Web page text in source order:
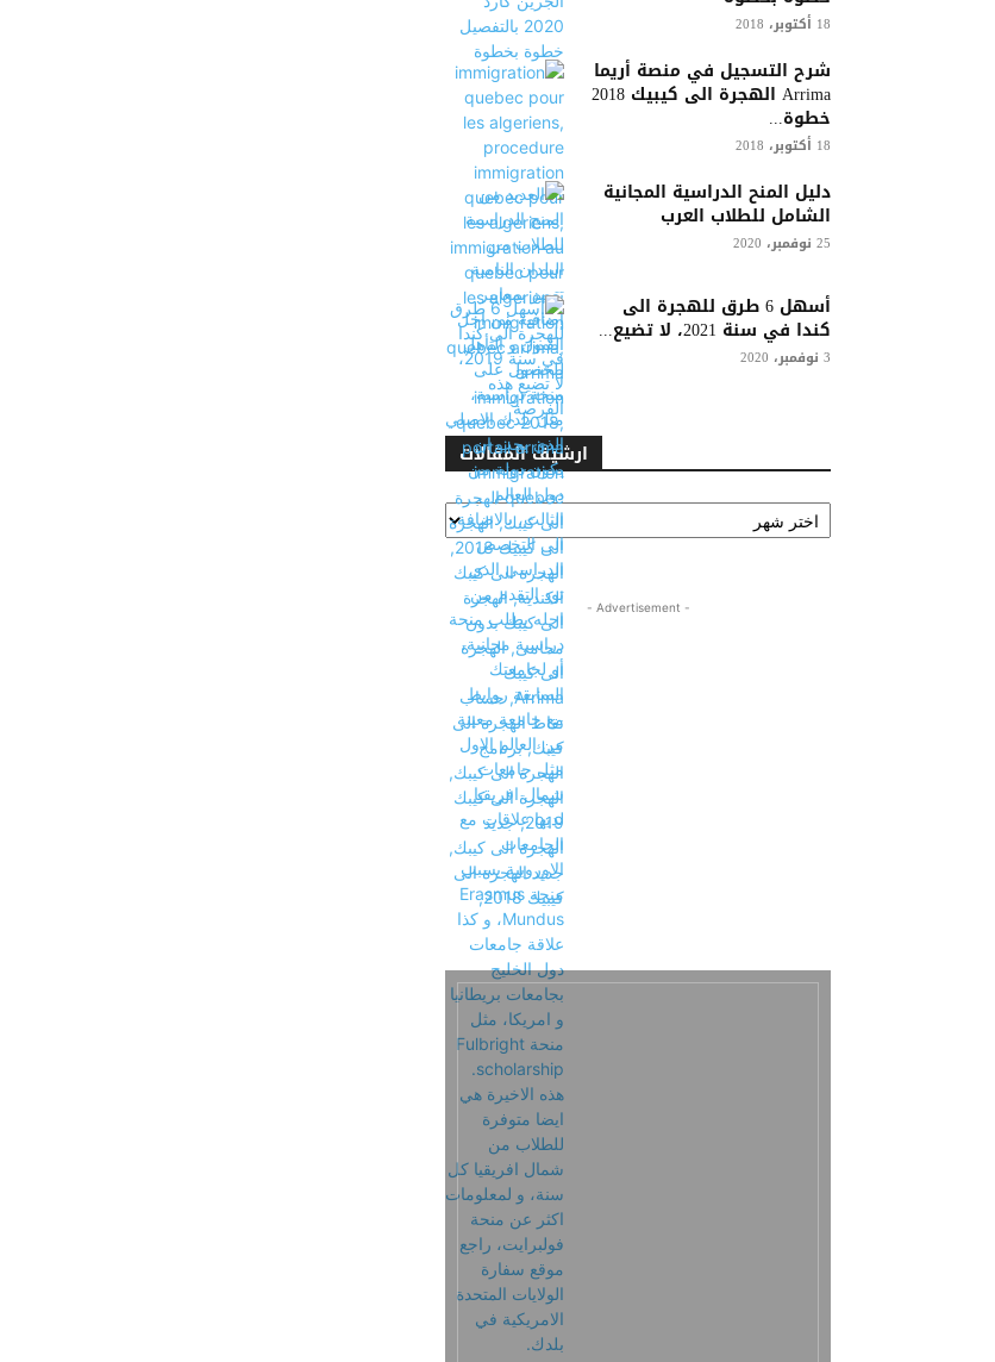
18 أكتوبر، 2018
شرح التسجيل في منصة أريما
Arrima الهجرة الى كيبيك 2018
خطوة...
18 أكتوبر، 2018
دليل المنح الدراسية المجانية
الشامل للطلاب العرب
25 نوفمبر، 2020
أسهل 6 طرق للهجرة الى
كندا في سنة 2021، لا تضيع...
3 نوفمبر، 2020
ارشيف المقالات
ارشيف
المقالات
- Advertisement -